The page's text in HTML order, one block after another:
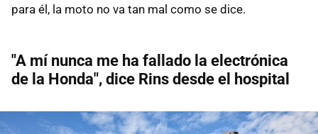
para él, la moto no va tan mal como se dice.
"A mí nunca me ha fallado la electrónica
de la Honda", dice Rins desde el hospital